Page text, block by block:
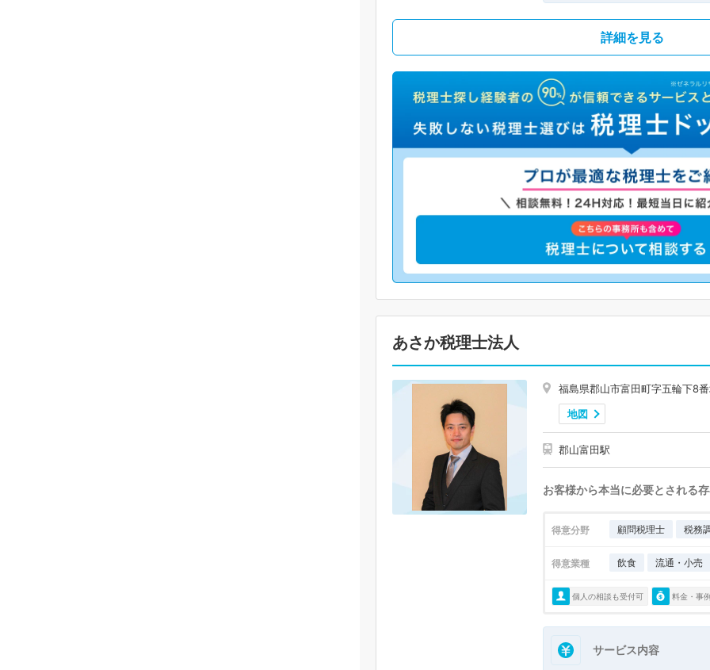
詳細を見る
あさか税理士法人
福島県郡山市富田町字五輪下8
地図
郡山富田駅
お客様から本当に必要とされる
得意分野 顧問税理士 税務
得意業種 飲食 流通・小売
個人の相談も受付可 料金・事
サービス内容